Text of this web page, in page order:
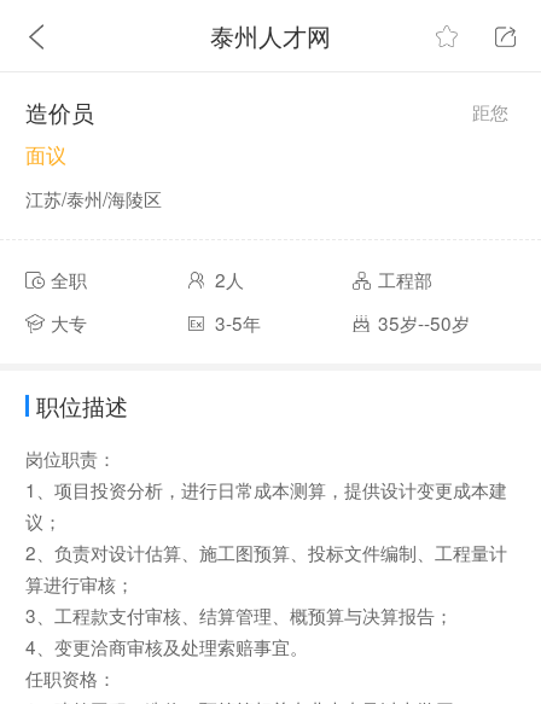
泰州人才网
造价员 距您
面议
江苏/泰州/海陵区
全职 2人
工程部
大专
3-5年 35岁--50岁
职位描述
岗位职责：
1、项目投资分析，进行日常成本测算，提供设计变更成本建
议；
2、负责对设计估算、施工图预算、投标文件编制、工程量计
算进行审核；
3、工程款支付审核、结算管理、概预算与决算报告；
4、变更洽商审核及处理索赔事宜。
任职资格：